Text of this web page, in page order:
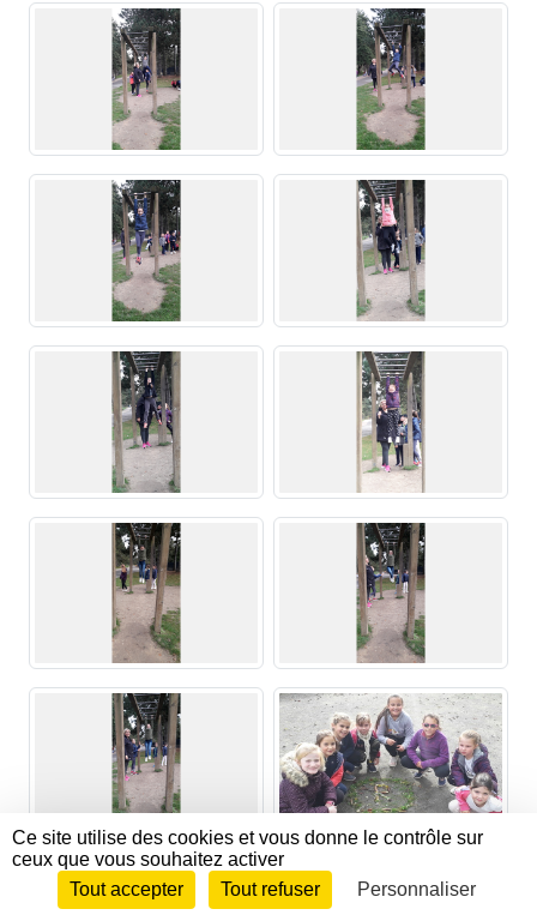
Envie de participer ? CONNEXION
Ce site utilise des cookies et vous donne le contrôle sur
ceux que vous souhaitez activer
Tout accepter
Tout refuser Personnaliser